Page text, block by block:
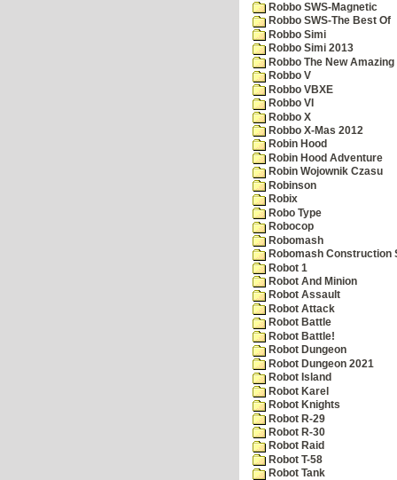
Robbo SWS-Magnetic
Robbo SWS-The Best Of
Robbo Simi
Robbo Simi 2013
Robbo The New
Robbo V
Robbo VBXE
Robbo VI
Robbo X
Robbo X-Mas 2012
Robin Hood
Robin Hood Adventure
Robin Wojownik Czasu
Robinson
Robix
Robo Type
Robocop
Robomash
Robomash Construction
Robot 1
Robot And Minion
Robot Assault
Robot Attack
Robot Battle
Robot Battle!
Robot Dungeon
Robot Dungeon 2021
Robot Island
Robot Karel
Robot Knights
Robot R-29
Robot R-30
Robot Raid
Robot T-58
Robot Tank